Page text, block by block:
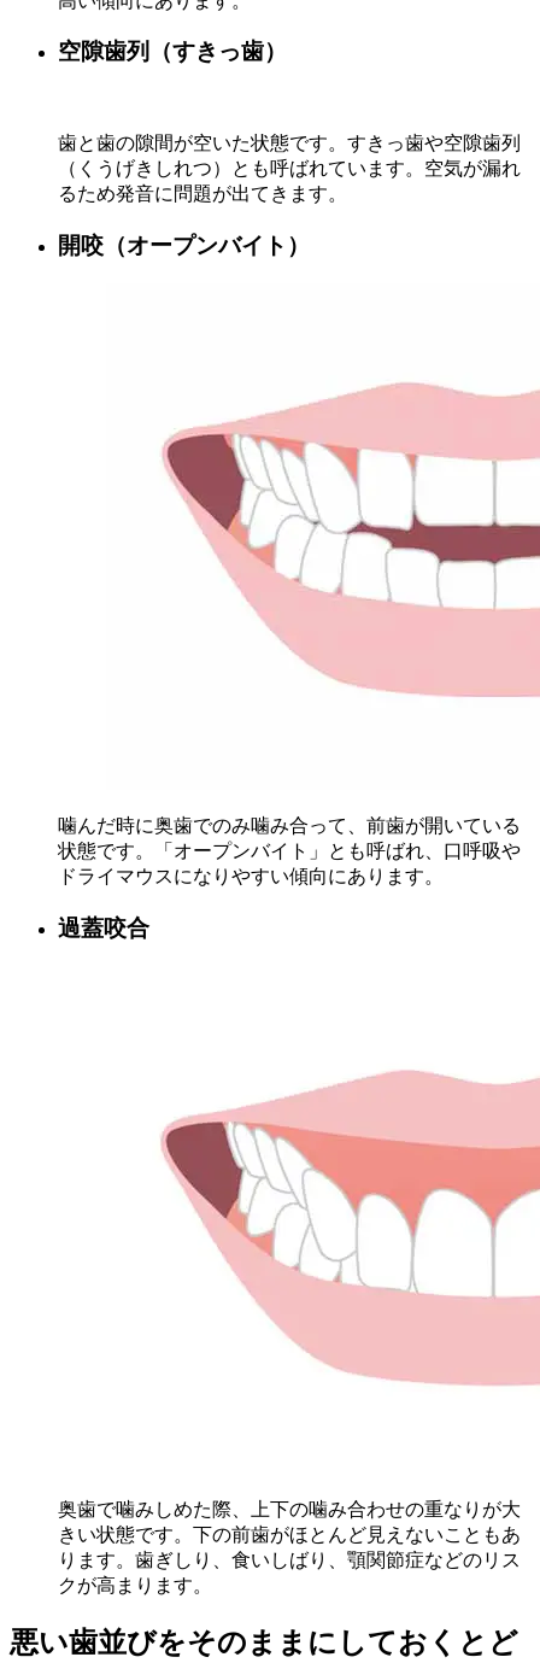
空隙歯列（すきっ歯）
歯と歯の隙間が空いた状態です。すきっ歯や空隙歯列
（くうげきしれつ）とも呼ばれています。空気が漏れ
るため発音に問題が出てきます。
開咬（オープンバイト）
噛んだ時に奥歯でのみ噛み合って、前歯が開いている
状態です。「オープンバイト」とも呼ばれ、口呼吸や
ドライマウスになりやすい傾向にあります。
過蓋咬合
奥歯で噛みしめた際、上下の噛み合わせの重なりが大
きい状態です。下の前歯がほとんど見えないこともあ
ります。歯ぎしり、食いしばり、顎関節症などのリス
クが高まります。
悪い歯並びをそのままにしておくとど